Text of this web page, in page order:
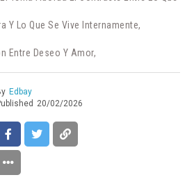
Y Lo Que Se Vive Internamente,
Entre Deseo Y Amor,
Edbay
20/02/2026